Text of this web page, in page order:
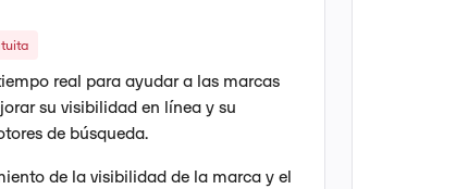
real para ayudar a las marcas
su visibilidad en línea y su
de búsqueda.
de la visibilidad de la marca y el